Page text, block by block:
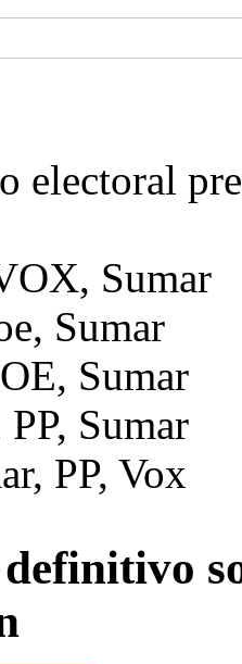
electoral
Sumar
Sumar
Sumar
Sumar
PP, Vox